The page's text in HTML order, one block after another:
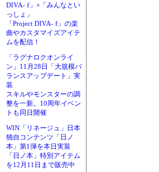
DIVA- f」×「みんなとい
っしょ」
「Project DIVA- f」の楽
曲やカスタマイズアイテ
ムを配信！
「ラグナロクオンライ
ン」11月28日「大規模バ
ランスアップデート」実
装
スキルやモンスターの調
整を一新。10周年イベン
トも同日開催
WIN「リネージュ」日本
独自コンテンツ「日ノ
本」第1弾を本日実装
「日ノ本」特別アイテム
を12月11日まで販売中